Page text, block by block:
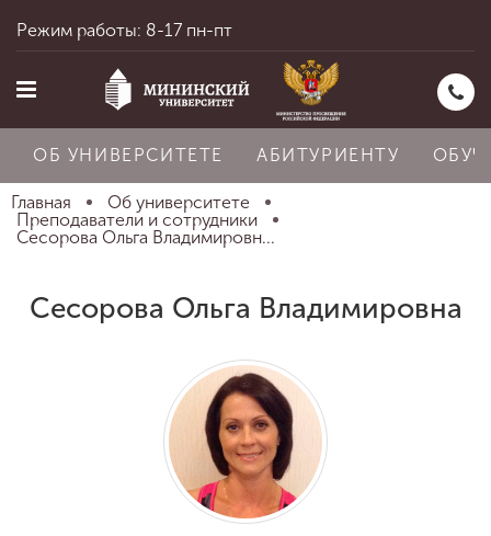
Абитуриенту
Обучение
Режим работы: 8-17 пн-пт
ОБ УНИВЕРСИТЕТЕ АБИТУРИЕНТУ
Главная
Об университете
Преподаватели и сотрудники
Сесорова Ольга Владимировн...
Сесорова Ольга Владимировна